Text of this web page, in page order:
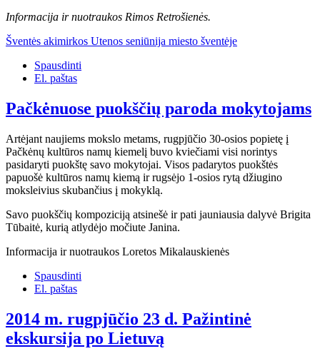
Informacija ir nuotraukos Rimos Retrošienės.
Šventės akimirkos Utenos seniūnija miesto šventėje
Spausdinti
El. paštas
Pačkėnuose puokščių paroda mokytojams
Artėjant naujiems mokslo metams, rugpjūčio 30-osios popietę į
Pačkėnų kultūros namų kiemelį buvo kviečiami visi norintys
pasidaryti puokštę savo mokytojai. Visos padarytos puokštės
papuošė kultūros namų kiemą ir rugsėjo 1-osios rytą džiugino
moksleivius skubančius į mokyklą.
Savo puokščių kompoziciją atsinešė ir pati jauniausia dalyvė Brigita
Tūbaitė, kurią atlydėjo močiute Janina.
Informacija ir nuotraukos Loretos Mikalauskienės
Spausdinti
El. paštas
2014 m. rugpjūčio 23 d. Pažintinė
ekskursija po Lietuvą